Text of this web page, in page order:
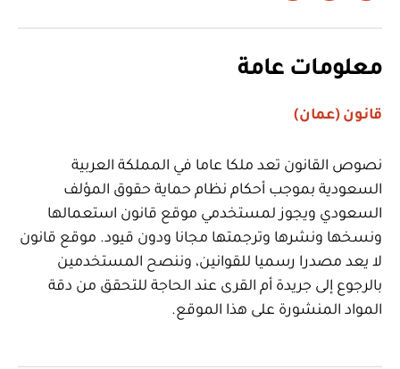
معلومات عامة
قانون (عمان)
نصوص القانون تعد ملكا عاما في المملكة العربية
السعودية بموجب أحكام نظام حماية حقوق المؤلف
السعودي ويجوز لمستخدمي موقع قانون استعمالها
ونسخها ونشرها وترجمتها مجانا ودون قيود. موقع قانون
لا يعد مصدرا رسميا للقوانين، وننصح المستخدمين
بالرجوع إلى جريدة أم القرى عند الحاجة للتحقق من دقة
المواد المنشورة على هذا الموقع.